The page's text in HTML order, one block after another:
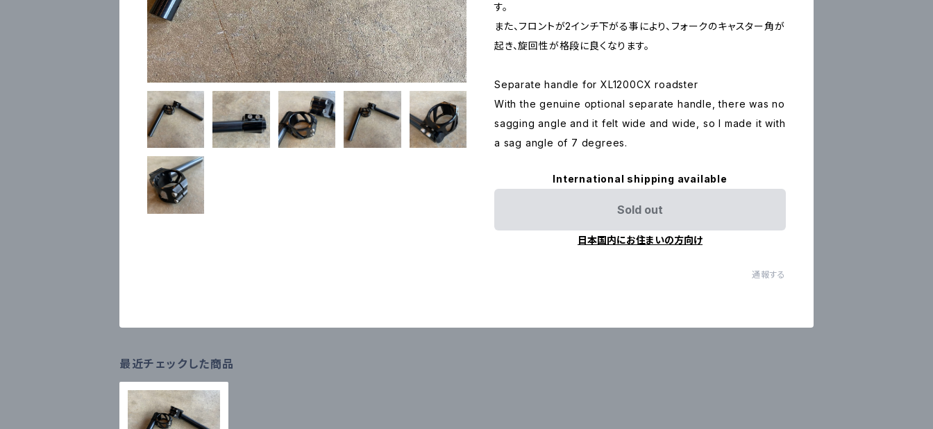
す。
また、フロントが2インチ下がる事により、フォークのキャスター角が
起き、旋回性が格段に良くなります。
Separate handle for XL1200CX roadster
With the genuine optional separate handle, there was no
sagging angle and it felt wide and wide, so I made it with
a sag angle of 7 degrees.
International shipping available
Sold out
日本国内にお住まいの方向け
通報する
最近チェックした商品